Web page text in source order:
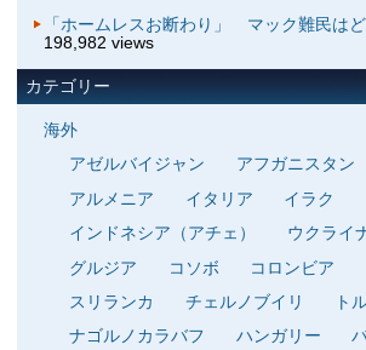
「ホームレスお断わり」 マック難民は
198,982 views
カテゴリー
海外
アゼルバイジャン
アフガニスタン
アルメニア
イタリア イラク
インドネシア（アチェ）
ウクライ
グルジア
コソボ コロンビア
スリランカ
チェルノブイリ
ト
ナゴルノカラバフ
ハンガリー